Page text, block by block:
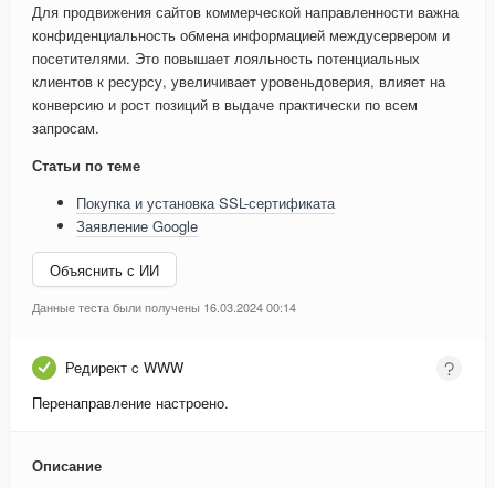
Для продвижения сайтов коммерческой направленности важна
конфиденциальность обмена информацией междусервером и
посетителями. Это повышает лояльность потенциальных
клиентов к ресурсу, увеличивает уровеньдоверия, влияет на
конверсию и рост позиций в выдаче практически по всем
запросам.
Статьи по теме
Покупка и установка SSL-сертификата
Заявление Google
Объяснить с ИИ
Данные теста были получены 16.03.2024 00:14
Редирект c WWW
Перенаправление настроено.
Описание